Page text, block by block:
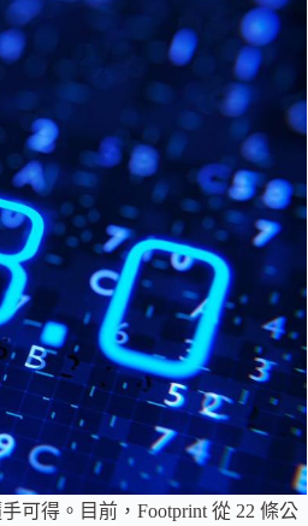
可得。目前，Footprint 從 22 條公